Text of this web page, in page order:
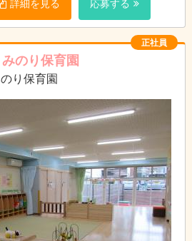
詳細を見る 応募する
正社員
のり保育園
り保育園